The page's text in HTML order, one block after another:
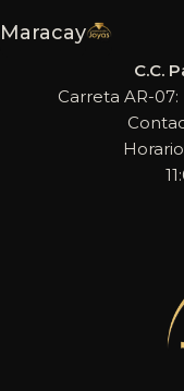
Maracay
C.C.
Carreta AR-